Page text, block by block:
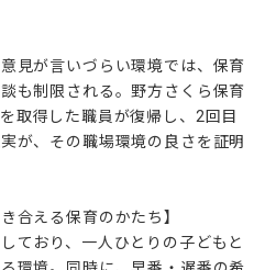
見が言いづらい環境では、保育
も制限される。野方さくら保育
取得した職員が復帰し、2回目
が、その職場環境の良さを証明
合える保育のかたち】
ており、一人ひとりの子どもと